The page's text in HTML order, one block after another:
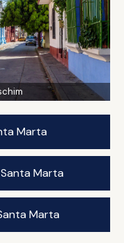
Marta
Marta
Marta